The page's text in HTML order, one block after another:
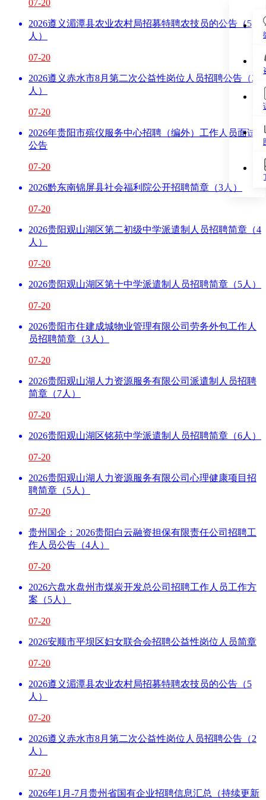
07-20
2026遵义湄潭县农业农村局招募特聘农技员的公告（5
人）
07-20
2026遵义赤水市8月第二次公益性岗位人员招聘公告（2
人）
07-20
2026年贵阳市殡仪服务中心招聘（编外）工作人员面试
公告
07-20
2026黔东南锦屏县社会福利院公开招聘简章（3人）
07-20
2026贵阳观山湖区第二初级中学派遣制人员招聘简章（4
人）
07-20
2026贵阳观山湖区第十中学派遣制人员招聘简章（5人）
07-20
2026贵阳市住建成城物业管理有限公司劳务外包工作人
员招聘简章（3人）
07-20
2026贵阳观山湖人力资源服务有限公司派遣制人员招聘
简章（7人）
07-20
2026贵阳观山湖区铭苑中学派遣制人员招聘简章（6人）
07-20
2026贵阳观山湖人力资源服务有限公司心理健康项目招
聘简章（5人）
07-20
贵州国企：2026贵阳白云融资担保有限责任公司招聘工
作人员公告（4人）
07-20
2026六盘水盘州市煤炭开发总公司招聘工作人员工作方
案（5人）
07-20
2026安顺市平坝区妇女联合会招聘公益性岗位人员简章
07-20
2026遵义湄潭县农业农村局招募特聘农技员的公告（5
人）
07-20
2026遵义赤水市8月第二次公益性岗位人员招聘公告（2
人）
07-20
2026年1月-7月贵州省国有企业招聘信息汇总（持续更新